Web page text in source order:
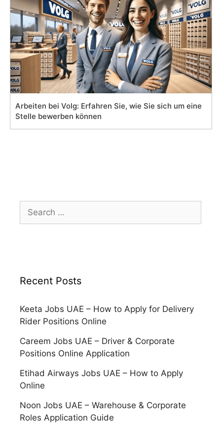
Arbeiten bei Volg: Erfahren Sie, wie Sie sich um eine
Stelle bewerben können
Search
for:
Recent Posts
Keeta Jobs UAE – How to Apply for Delivery
Rider Positions Online
Careem Jobs UAE – Driver & Corporate
Positions Online Application
Etihad Airways Jobs UAE – How to Apply
Online
Noon Jobs UAE – Warehouse & Corporate
Roles Application Guide